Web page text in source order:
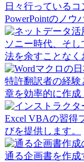
日々行っている
PowerPointのノウ
ソニー時代、そ
法を余すことなく
特許翻訳者の経験
章を効率的に作成
Excel VBAの習得
びを提供します。
通る企画書を作成